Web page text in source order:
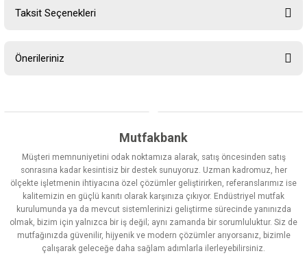
Taksit Seçenekleri
Önerileriniz
Görüş ve önerileriniz için teşekkür ederiz.
Ürün resmi kalitesiz, bozuk veya görüntülenemiyor.
Ürün açıklamasında eksik bilgiler bulunuyor.
Ürün bilgilerinde hatalar bulunuyor.
Ürün fiyatı diğer sitelerden daha pahalı.
Bu ürüne benzer farklı alternatifler olmalı.
Mutfakbank
Müşteri memnuniyetini odak noktamıza alarak, satış öncesinden satış
sonrasına kadar kesintisiz bir destek sunuyoruz. Uzman kadromuz, her
ölçekte işletmenin ihtiyacına özel çözümler geliştirirken, referanslarımız ise
kalitemizin en güçlü kanıtı olarak karşınıza çıkıyor. Endüstriyel mutfak
kurulumunda ya da mevcut sistemlerinizi geliştirme sürecinde yanınızda
olmak, bizim için yalnızca bir iş değil; aynı zamanda bir sorumluluktur. Siz de
mutfağınızda güvenilir, hijyenik ve modern çözümler arıyorsanız, bizimle
çalışarak geleceğe daha sağlam adımlarla ilerleyebilirsiniz.